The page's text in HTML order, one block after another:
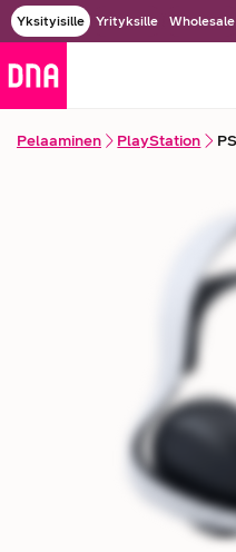
Yksityisille Yrityksille Wholesale
Pelaaminen PlayStation